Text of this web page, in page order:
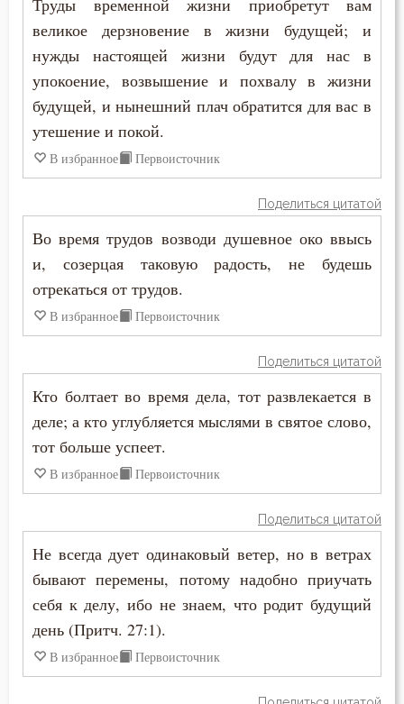
Целомудрие
Церковь
Человек
Человекоугодие
Честь
Чистота
Чревоугодие
Чтение
Юность
Язык
Труды временной жизни приобретут вам
великое дерзновение в жизни будущей; и
нужды настоящей жизни будут для нас в
упокоение, возвышение и похвалу в жизни
будущей, и нынешний плач обратится для вас в
утешение и покой.
В избранное Первоисточник
Поделиться цитатой
Во время трудов возводи душевное око ввысь
и, созерцая таковую радость, не будешь
отрекаться от трудов.
В избранное Первоисточник
Поделиться цитатой
Кто болтает во время дела, тот развлекается в
деле; а кто углубляется мыслями в святое слово,
тот больше успеет.
В избранное Первоисточник
Поделиться цитатой
Не всегда дует одинаковый ветер, но в ветрах
бывают перемены, потому надобно приучать
себя к делу, ибо не знаем, что родит будущий
день (Притч. 27:1).
В избранное Первоисточник